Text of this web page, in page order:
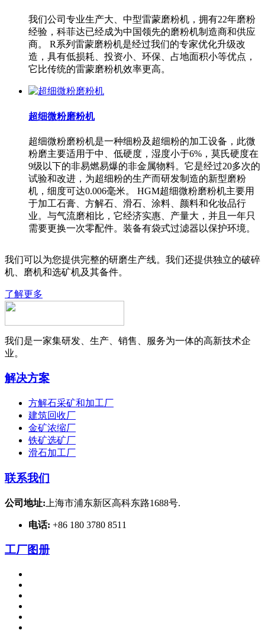
我们公司专业生产大、中型雷蒙磨粉机，拥有22年磨粉
经验，科菲达已经成为中国领先的磨粉机制造商和供应
商。 R系列雷蒙磨粉机是经过我们的专家优化升级改
造，具有低损耗、投资小、环保、占地面积小等优点，
它比传统的雷蒙磨粉机效率更高。
超细微粉磨粉机
超细微粉磨粉机是一种细粉及超细粉的加工设备，此微
粉磨主要适用于中、低硬度，湿度小于6%，莫氏硬度在
9级以下的非易燃易爆的非金属物料。它是经过20多次的
试验和改进，为超细粉的生产而研发制造的新型磨粉
机，细度可达0.006毫米。 HGM超细微粉磨粉机主要用
于加工石膏、方解石、滑石、涂料、颜料和化妆品行
业。与气流磨相比，它经济实惠、产量大，并且一年只
需要更换一次零配件。装备有袋式过滤器以保护环境。
我们可以为您提供完整的研磨生产线。我们还提供独立的破碎
机、磨机和选矿机及其备件。
了解更多
我们是一家集研发、生产、销售、服务为一体的高新技术企
业。
解决方案
方解石采矿和加工厂
建筑回收厂
金矿浓缩厂
铁矿选矿厂
滑石加工厂
联系我们
公司地址: 上海市浦东新区高科东路1688号.
电话: +86 180 3780 8511
工厂图册